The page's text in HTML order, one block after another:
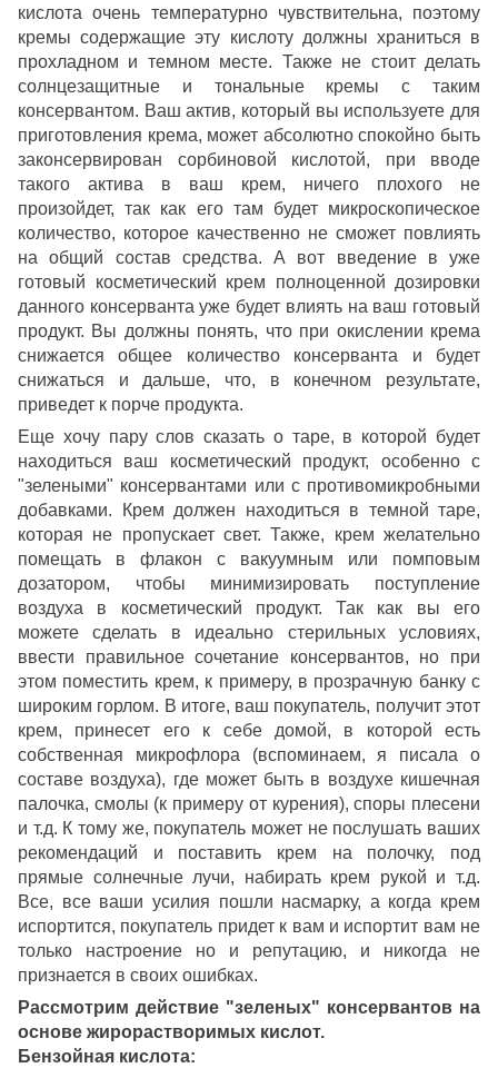
кислота очень температурно чувствительна, поэтому
кремы содержащие эту кислоту должны храниться в
прохладном и темном месте. Также не стоит делать
солнцезащитные и тональные кремы с таким
консервантом. Ваш актив, который вы используете для
приготовления крема, может абсолютно спокойно быть
законсервирован сорбиновой кислотой, при вводе
такого актива в ваш крем, ничего плохого не
произойдет, так как его там будет микроскопическое
количество, которое качественно не сможет повлиять
на общий состав средства. А вот введение в уже
готовый косметический крем полноценной дозировки
данного консерванта уже будет влиять на ваш готовый
продукт. Вы должны понять, что при окислении крема
снижается общее количество консерванта и будет
снижаться и дальше, что, в конечном результате,
приведет к порче продукта.
Еще хочу пару слов сказать о таре, в которой будет
находиться ваш косметический продукт, особенно с
"зелеными" консервантами или с противомикробными
добавками. Крем должен находиться в темной таре,
которая не пропускает свет. Также, крем желательно
помещать в флакон с вакуумным или помповым
дозатором, чтобы минимизировать поступление
воздуха в косметический продукт. Так как вы его
можете сделать в идеально стерильных условиях,
ввести правильное сочетание консервантов, но при
этом поместить крем, к примеру, в прозрачную банку с
широким горлом. В итоге, ваш покупатель, получит этот
крем, принесет его к себе домой, в которой есть
собственная микрофлора (вспоминаем, я писала о
составе воздуха), где может быть в воздухе кишечная
палочка, смолы (к примеру от курения), споры плесени
и т.д. К тому же, покупатель может не послушать ваших
рекомендаций и поставить крем на полочку, под
прямые солнечные лучи, набирать крем рукой и т.д.
Все, все ваши усилия пошли насмарку, а когда крем
испортится, покупатель придет к вам и испортит вам не
только настроение но и репутацию, и никогда не
признается в своих ошибках.
Рассмотрим действие "зеленых" консервантов на
основе жирорастворимых кислот.
Бензойная кислота: